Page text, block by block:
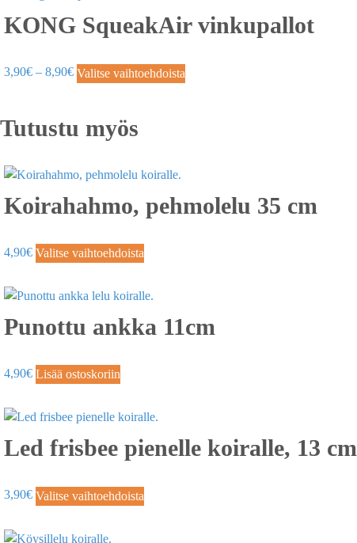
KONG SqueakAir vinkupallot
3,90€ – 8,90€ Valitse vaihtoehdoista
Tutustu myös
Koirahahmo, pehmolelu 35 cm
4,90€ Valitse vaihtoehdoista
Punottu ankka 11cm
4,90€ Lisää ostoskoriin
Led frisbee pienelle koiralle, 13 cm
3,90€ Valitse vaihtoehdoista